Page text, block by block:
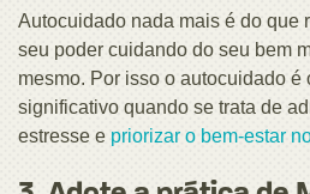
Autocuidado nada mais é do que
seu poder cuidando do seu bem
mesmo. Por isso o autocuidado é
significativo quando se trata de
estresse e priorizar o bem-estar